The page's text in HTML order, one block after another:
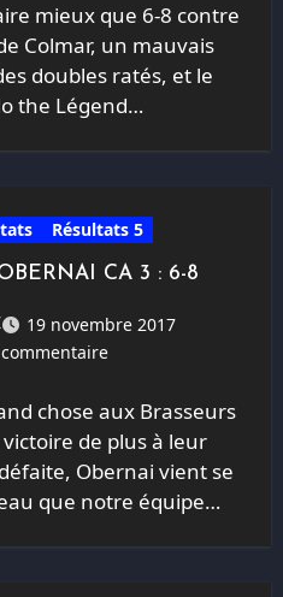
mieux que 6-8 contre
Colmar, un mauvais
doubles ratés, et le
the Légend…
Résultats 5
CA 3 : 6-8
19 novembre 2017
chose aux Brasseurs
de plus à leur
Obernai vient se
que notre équipe…